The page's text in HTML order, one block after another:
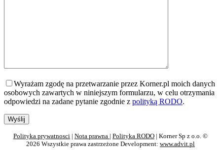
Wyrażam zgodę na przetwarzanie przez Korner.pl moich danych
osobowych zawartych w niniejszym formularzu, w celu otrzymania
odpowiedzi na zadane pytanie zgodnie z polityką RODO.
Polityka prywatnosci | Nota prawna | Polityka RODO | Korner Sp z o.o. ©
2026 Wszystkie prawa zastrzeżone Development: www.advit.pl